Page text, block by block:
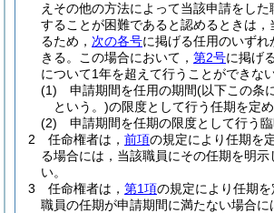
えその他の方法によって当該申請をした
することが困難であると認めるときは，
るため， 次の各号に掲げる任用のいず
きる。
この場合において， 第2号に掲げ
について1年を超えて行うことができない
(1)
申請期間を任用の期間(以下この条
という。)の限度として行う任期を定
(2)
申請期間を任期の限度として行う
2
任命権者は， 前項の規定により任期を
る場合には，当該職員にその任期を明示
い。
3
任命権者は， 第1項の規定により任期
職員の任期が申請期間に満たない場合に